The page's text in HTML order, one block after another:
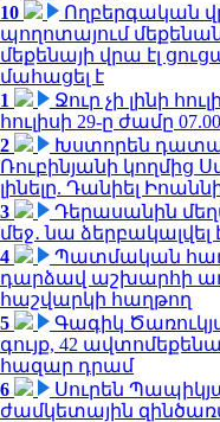
10
Ողբերգական
պողոտայում
մեքենայի վրա էլ
մահացել է
1
Ջուր չի լինի
հուլիսի 29-ը ժամը
2
Խստորեն
Ռուբինյանի կողմից
լինելը. Դանիել
3
Դերասանին
մեջ․ նա ձերբակալվել
4
Պատմական
դարձավ աշխարհի
հաշվարկի հաղթող
5
Գագիկ
գույք, 42
հազար դրամ
6
Սուրեն
ժամկետային